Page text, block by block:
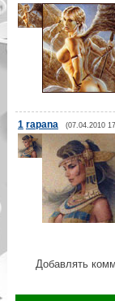
1 rapana (07.04.2010
Добавлять